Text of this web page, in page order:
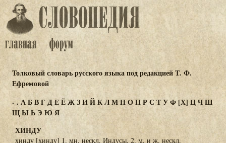
Толковый словарь русского языка под редакцией Т. Ф.
Ефремовой
- . АБВГДЕЁЖЗИЙКЛМНОПР С ТУФ [Х] ЦЧШ
ЩЫЬЭ ЮЯ
ХИНДУ
хинду [хинду] 1. мн. нескл. Индусы. 2. м. и ж. нескл.